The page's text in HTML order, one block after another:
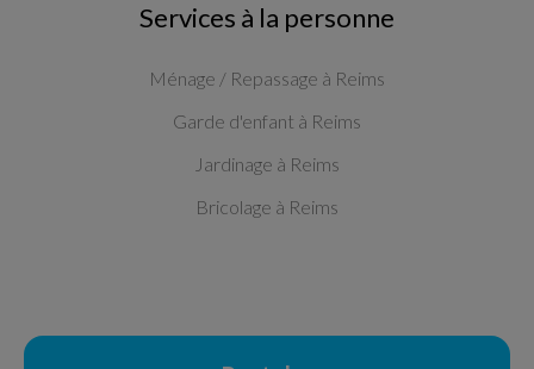
Services à la personne
Ménage / Repassage à Reims
Garde d'enfant à Reims
Jardinage à Reims
Bricolage à Reims